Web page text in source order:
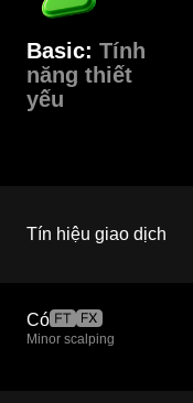
Basic: Tính
năng thiết
yếu
Tín hiệu giao dịch
Có
Minor scalping